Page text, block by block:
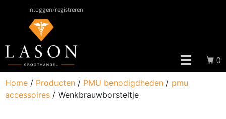
inloggen/registreren
0
Home / Producten / PMU benodigdheden / pmu
accessoires / Wenkbrauwborsteltje